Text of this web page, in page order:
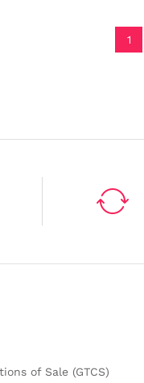
1
of Sale (GTCS)